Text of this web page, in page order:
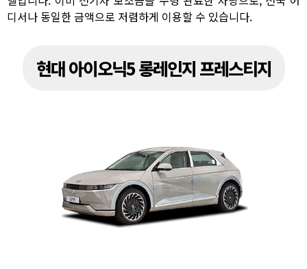
디서나 동일한 금액으로 저렴하게 이용할 수 있습니다.
현대 아이오닉5 롱레인지 프레스티지